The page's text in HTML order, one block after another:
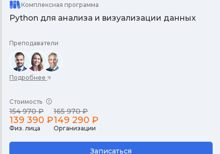
Комплексная программа
Python для анализа и визуализации данных
Преподаватели
Подробнее
Стоимость
154 970 ₽
139 390 ₽
Физ. лица
165 970 ₽
149 290 ₽
Организации
Записаться